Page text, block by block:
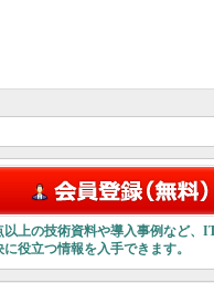
以上の技術資料や導入事例など、
に役立つ情報を入手できます。